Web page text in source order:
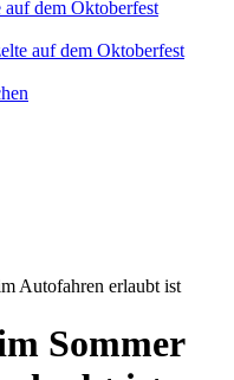
dem Oktoberfest
auf dem Oktoberfest
Autofahren erlaubt ist
Sommer